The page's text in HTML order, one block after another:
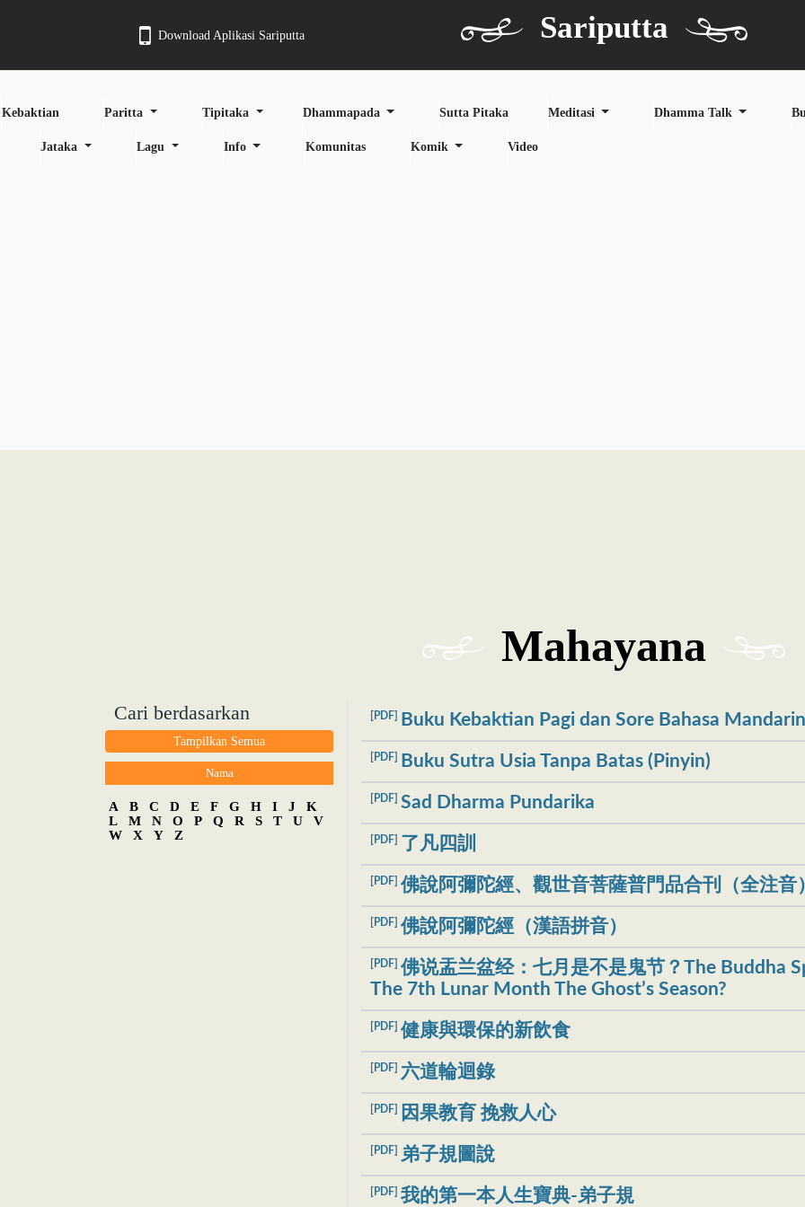
Download Aplikasi Sariputta Sariputta
Kebaktian Paritta Tipitaka Dhammapada Sutta Pitaka Meditasi Dhamma Talk
Jataka Lagu Info Komunitas Komik Video
Mahayana
Cari berdasarkan
Tampilkan Semua
Nama
A B C D E F G H I J
K
L
M N O P Q R S T U
V
W
X Y Z
[PDF] Buku Kebaktian Pagi dan Sore Bahasa Mandarin
[PDF] Buku Sutra Usia Tanpa Batas (Pinyin)
[PDF] Sad Dharma Pundarika
[PDF] 了凡四訓
[PDF] 佛說阿彌陀經、觀世音菩薩普門品合刊（全注音
[PDF] 佛說阿彌陀經（漢語拼音）
[PDF]
佛说盂兰盆经：七月是不是鬼节？The Buddha
The 7th Lunar Month The Ghost’s Season?
[PDF] 健康與環保的新飲食
[PDF] 六道輪迴錄
[PDF] 因果教育 挽救人心
[PDF] 弟子規圖說
[PDF] 我的第一本人生寶典-弟子規